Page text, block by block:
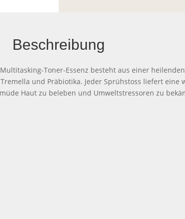
Beschreibung
Toner-Essenz besteht aus einer
und Präbiotika. Jeder Sprühstoss liefert eine
Haut zu beleben und Umweltstressoren zu